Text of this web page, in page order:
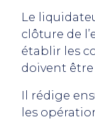
Le
clôture de
établir les
doivent être
Il rédige
les